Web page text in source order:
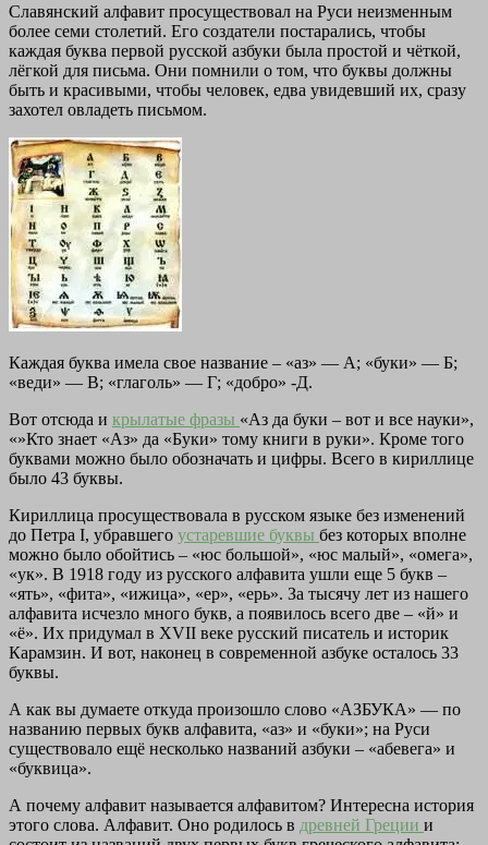
Славянский алфавит просуществовал на Руси неизменным
более семи столетий. Его создатели постарались, чтобы
каждая буква первой русской азбуки была простой и чёткой,
лёгкой для письма. Они помнили о том, что буквы должны
быть и красивыми, чтобы человек, едва увидевший их, сразу
захотел овладеть письмом.
Каждая буква имела свое название – «аз» — А; «буки» — Б;
«веди» — В; «глаголь» — Г; «добро» -Д.
Вот отсюда и крылатые фразы «Аз да буки – вот и все науки»,
«»Кто знает «Аз» да «Буки» тому книги в руки». Кроме того
буквами можно было обозначать и цифры. Всего в кириллице
было 43 буквы.
Кириллица просуществовала в русском языке без изменений
до Петра I, убравшего устаревшие буквы без которых вполне
можно было обойтись – «юс большой», «юс малый», «омега»,
«ук». В 1918 году из русского алфавита ушли еще 5 букв –
«ять», «фита», «ижица», «ер», «ерь». За тысячу лет из нашего
алфавита исчезло много букв, а появилось всего две – «й» и
«ё». Их придумал в XVII веке русский писатель и историк
Карамзин. И вот, наконец в современной азбуке осталось 33
буквы.
А как вы думаете откуда произошло слово «АЗБУКА» — по
названию первых букв алфавита, «аз» и «буки»; на Руси
существовало ещё несколько названий азбуки – «абевега» и
«буквица».
А почему алфавит называется алфавитом? Интересна история
этого слова. Алфавит. Оно родилось в древней Греции и